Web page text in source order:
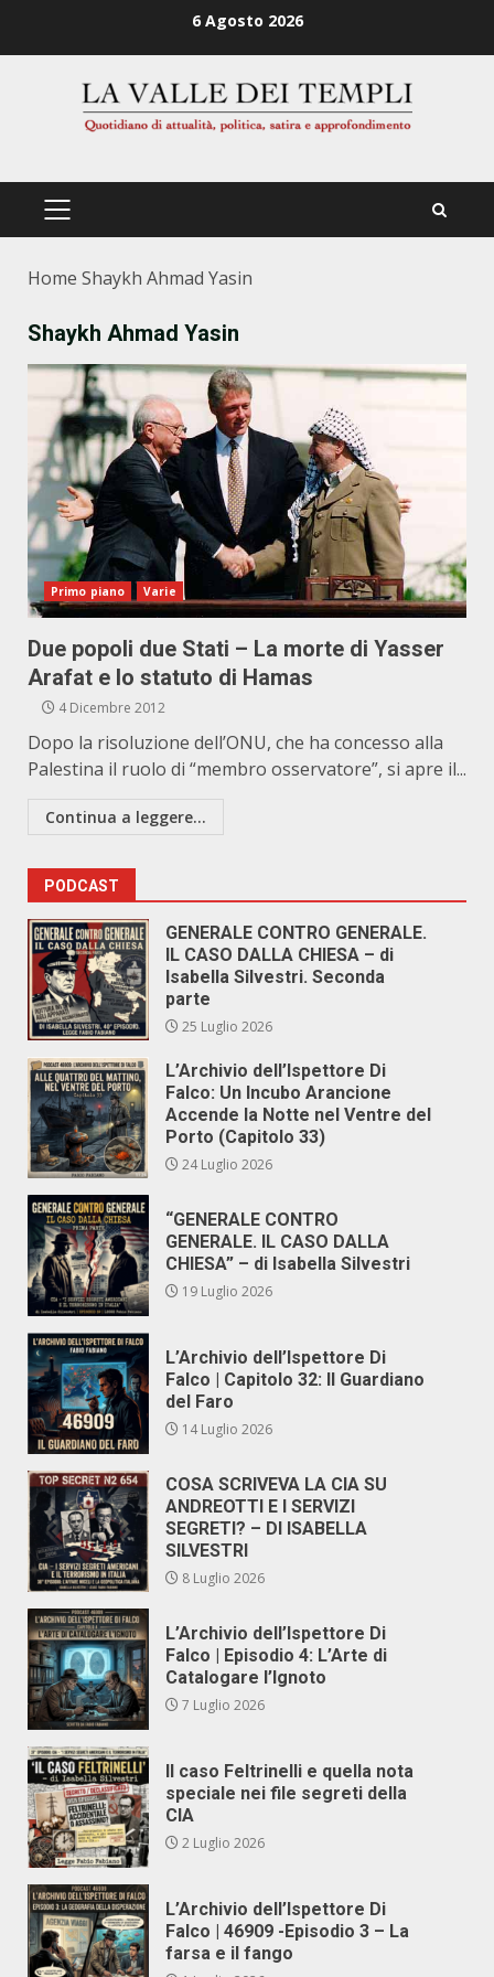
6 Agosto 2026
PRIMÄRES
Home Shaykh Ahmad Yasin
Shaykh Ahmad Yasin
Primo piano Varie
Due popoli due Stati – La morte di Yasser
Arafat e lo statuto di Hamas
4 Dicembre 2012
Dopo la risoluzione dell’ONU, che ha concesso alla
Palestina il ruolo di “membro osservatore”, si apre il...
Continua a leggere...
PODCAST
GENERALE CONTRO GENERALE.
IL CASO DALLA CHIESA – di
Isabella Silvestri. Seconda
parte
25 Luglio 2026
L’Archivio dell’Ispettore Di
Falco: Un Incubo Arancione
Accende la Notte nel Ventre del
Porto (Capitolo 33)
24 Luglio 2026
“GENERALE CONTRO
GENERALE. IL CASO DALLA
CHIESA” – di Isabella Silvestri
19 Luglio 2026
L’Archivio dell’Ispettore Di
Falco | Capitolo 32: Il Guardiano
del Faro
14 Luglio 2026
COSA SCRIVEVA LA CIA SU
ANDREOTTI E I SERVIZI
SEGRETI? – DI ISABELLA
SILVESTRI
8 Luglio 2026
L’Archivio dell’Ispettore Di
Falco | Episodio 4: L’Arte di
Catalogare l’Ignoto
7 Luglio 2026
Il caso Feltrinelli e quella nota
speciale nei file segreti della
CIA
2 Luglio 2026
L’Archivio dell’Ispettore Di
Falco | 46909 -Episodio 3 – La
farsa e il fango